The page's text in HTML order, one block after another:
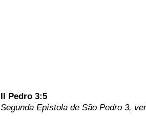
II Pedro 3:5
Segunda Epístola de São Pedro 3,